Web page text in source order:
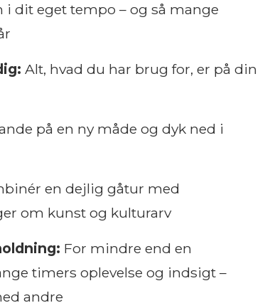
i dit eget tempo – og så mange
Alt, hvad du har brug for, er på din
på en ny måde og dyk ned i
en dejlig gåtur med
om kunst og kulturarv
For mindre end en
timers oplevelse og indsigt –
andre